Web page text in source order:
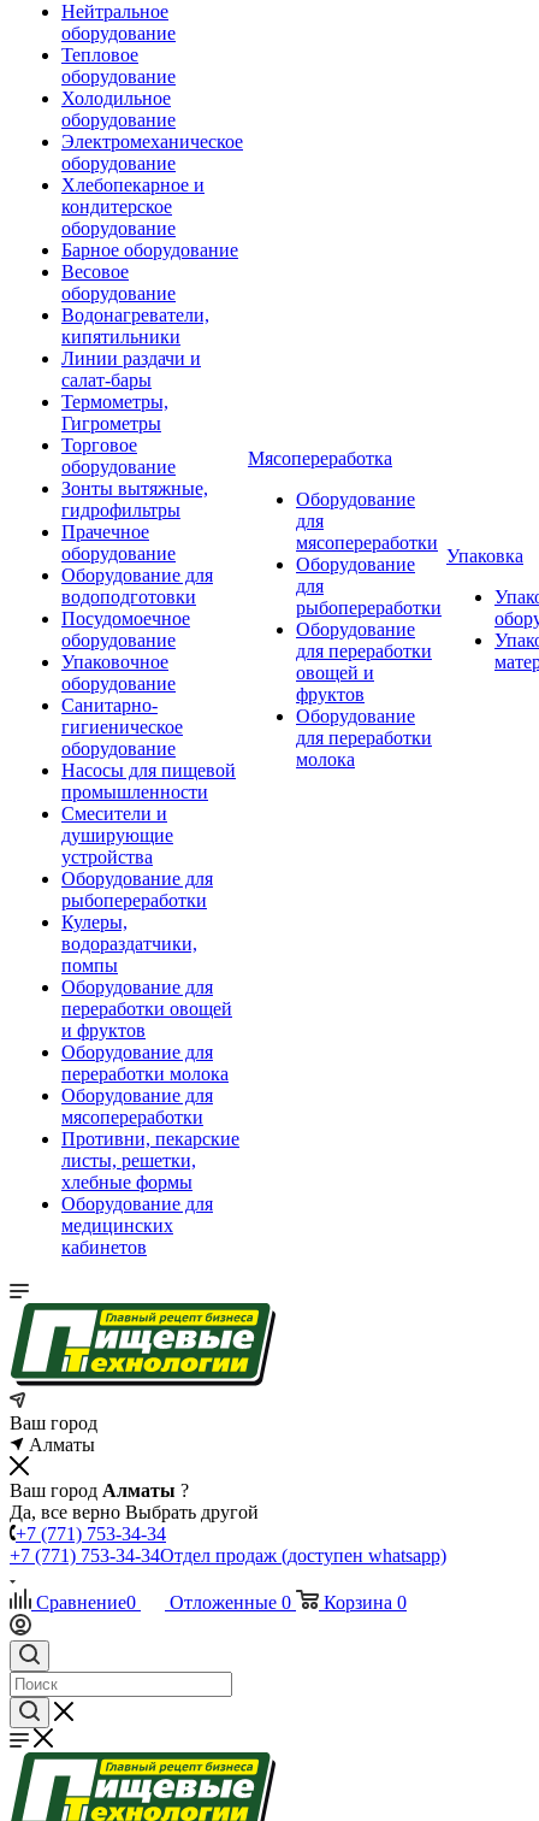
Нейтральное
оборудование
Тепловое
оборудование
Холодильное
оборудование
Электромеханическое
оборудование
Хлебопекарное и
кондитерское
оборудование
Барное оборудование
Весовое
оборудование
Водонагреватели,
кипятильники
Линии раздачи и
салат-бары
Термометры,
Гигрометры
Торговое
оборудование
Зонты вытяжные,
гидрофильтры
Прачечное
оборудование
Оборудование для
водоподготовки
Посудомоечное
оборудование
Упаковочное
оборудование
Санитарно-
гигиеническое
оборудование
Насосы для пищевой
промышленности
Смесители и
душирующие
устройства
Оборудование для
рыбопереработки
Кулеры,
водораздатчики,
помпы
Оборудование для
переработки овощей
и фруктов
Оборудование для
переработки молока
Оборудование для
мясопереработки
Противни, пекарские
листы, решетки,
хлебные формы
Оборудование для
медицинских
кабинетов
Мясопереработка
Оборудование
для
мясопереработки
Оборудование
для
рыбопереработки
Оборудование
для переработки
овощей и
фруктов
Оборудование
для переработки
молока
Упаковка
Ваш город
Алматы
Ваш город Алматы ?
Да, все верно Выбрать другой
+7 (771) 753-34-34
+7 (771) 753-34-34Отдел продаж (доступен whatsapp)
Сравнение0 Отложенные 0 Корзина 0